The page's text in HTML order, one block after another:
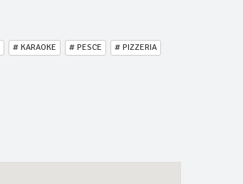
# KARAOKE # PESCE
# PIZZERIA